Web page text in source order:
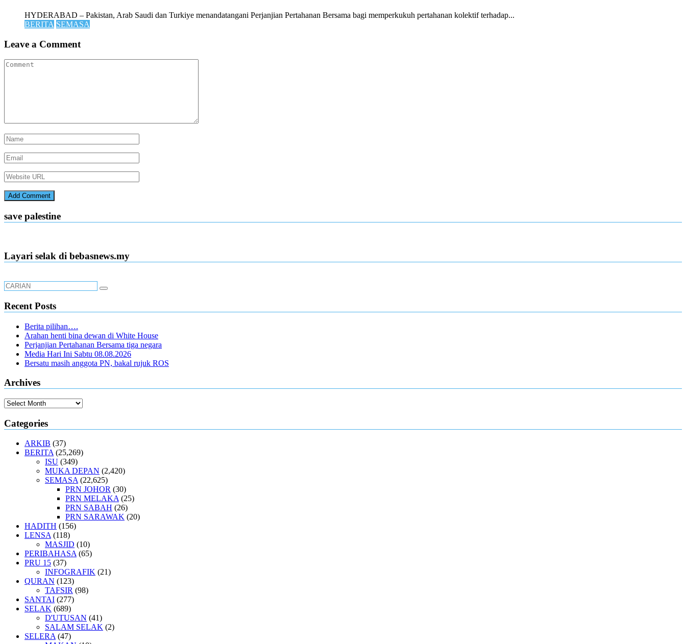
HYDERABAD – Pakistan, Arab Saudi dan Turkiye menandatangani Perjanjian Pertahanan Bersama bagi memperkukuh pertahanan kolektif terhadap...
BERITA SEMASA
Leave a Comment
save palestine
Layari selak di bebasnews.my
Recent Posts
Berita pilihan….
Arahan henti bina dewan di White House
Perjanjian Pertahanan Bersama tiga negara
Media Hari Ini Sabtu 08.08.2026
Bersatu masih anggota PN, bakal rujuk ROS
Archives
Archives
Categories
ARKIB (37)
BERITA(25,269)
ISU (349)
MUKA DEPAN (2,420)
SEMASA(22,625)
PRN JOHOR (30)
PRN MELAKA(25)
PRN SABAH (26)
PRN SARAWAK (20)
HADITH (156)
LENSA(118)
MASJID (10)
PERIBAHASA(65)
PRU 15 (37)
INFOGRAFIK (21)
QURAN (123)
TAFSIR (98)
SANTAI (277)
SELAK (689)
D'UTUSAN (41)
SALAM SELAK (2)
SELERA(47)